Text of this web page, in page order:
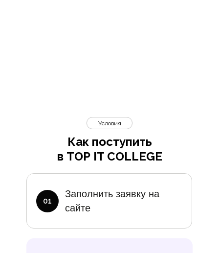
Заполнить заявку на
сайте
Как поступить
в TOP IT COLLEGE
Условия
01